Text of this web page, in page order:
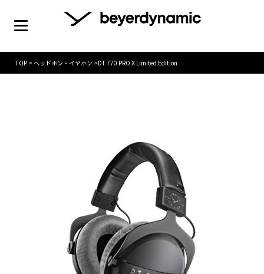
TOP > ヘッドホン・イヤホン >DT 770 PRO X Limited Edition